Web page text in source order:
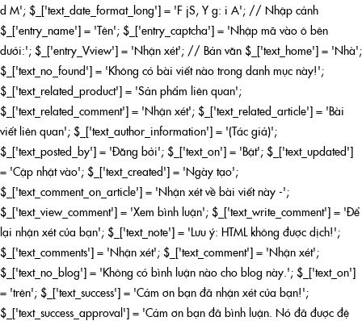
d M'; $_['text_date_format_long'] = 'F jS, Y g: i A'; // Nhập cảnh
$_['entry_name'] = 'Tên'; $_['entry_captcha'] = 'Nhập mã vào ô bên
dưới:'; $_['entry_Vview'] = 'Nhận xét'; // Bản văn $_['text_home'] = 'Nhà';
$_['text_no_found'] = 'Không có bài viết nào trong danh mục này!';
$_['text_related_product'] = 'Sản phẩm liên quan';
$_['text_related_comment'] = 'Nhận xét'; $_['text_related_article'] = 'Bài
viết liên quan'; $_['text_author_information'] = '(Tác giả)';
$_['text_posted_by'] = 'Đăng bởi'; $_['text_on'] = 'Bật'; $_['text_updated']
= 'Cập nhật vào'; $_['text_created'] = 'Ngày tạo';
$_['text_comment_on_article'] = 'Nhận xét về bài viết này -';
$_['text_view_comment'] = 'Xem bình luận'; $_['text_write_comment'] = 'Để
lại nhận xét của bạn'; $_['text_note'] = 'Lưu ý: HTML không được dịch!';
$_['text_comments'] = 'Nhận xét'; $_['text_comment'] = 'Nhận xét';
$_['text_no_blog'] = 'Không có bình luận nào cho blog này.'; $_['text_on']
= 'trên'; $_['text_success'] = 'Cảm ơn bạn đã nhận xét của bạn!';
$_['text_success_approval'] = 'Cảm ơn bạn đã bình luận. Nó đã được đệ